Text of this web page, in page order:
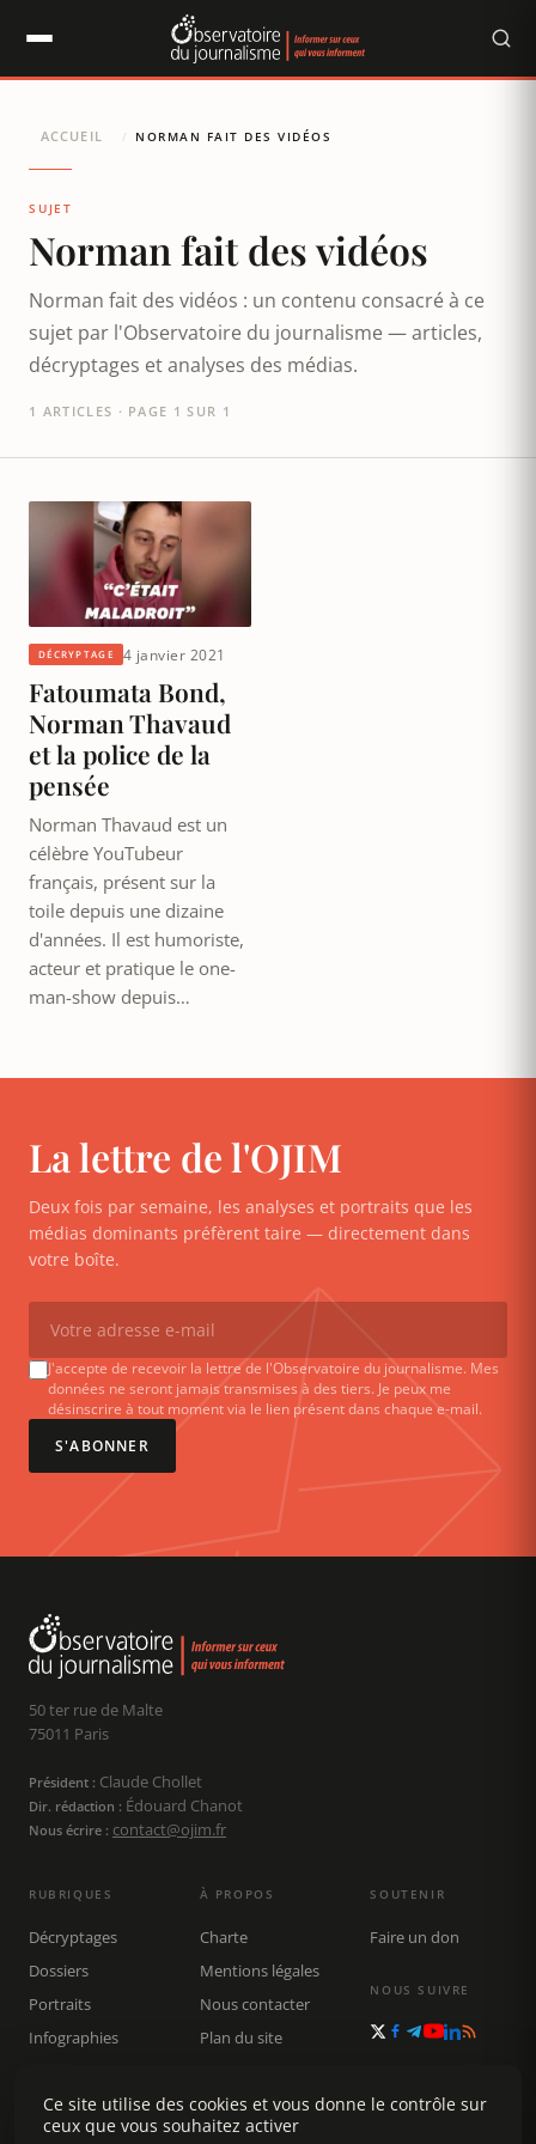
ACCUEIL / NORMAN FAIT DES VIDÉOS
SUJET
Norman fait des vidéos
Norman fait des vidéos : un contenu consacré à ce
sujet par l'Observatoire du journalisme — articles,
décryptages et analyses des médias.
1 ARTICLES · PAGE 1 SUR 1
DÉCRYPTAGE 4 janvier 2021
Fatoumata Bond,
Norman Thavaud
et la police de la
pensée
Norman Thavaud est un
célèbre YouTubeur
français, présent sur la
toile depuis une dizaine
d'années. Il est humoriste,
acteur et pratique le one-
man-show depuis…
La lettre de l'OJIM
Deux fois par semaine, les analyses et portraits que les
médias dominants préfèrent taire — directement dans
votre boîte.
J'accepte de recevoir la lettre de l'Observatoire du journalisme. Mes
données ne seront jamais transmises à des tiers. Je peux me
désinscrire à tout moment via le lien présent dans chaque e-mail.
S'ABONNER
50 ter rue de Malte
75011 Paris
Président : Claude Chollet
Dir. rédaction : Édouard Chanot
Nous écrire : contact@ojim.fr
RUBRIQUES
Décryptages
Dossiers
Portraits
Infographies
Rechercher
À PROPOS
Charte
Mentions légales
Nous contacter
Plan du site
SOUTENIR
Faire un don
NOUS SUIVRE
Panneau de gestion des cookies
Ce site utilise des cookies et vous donne le contrôle sur
ceux que vous souhaitez activer